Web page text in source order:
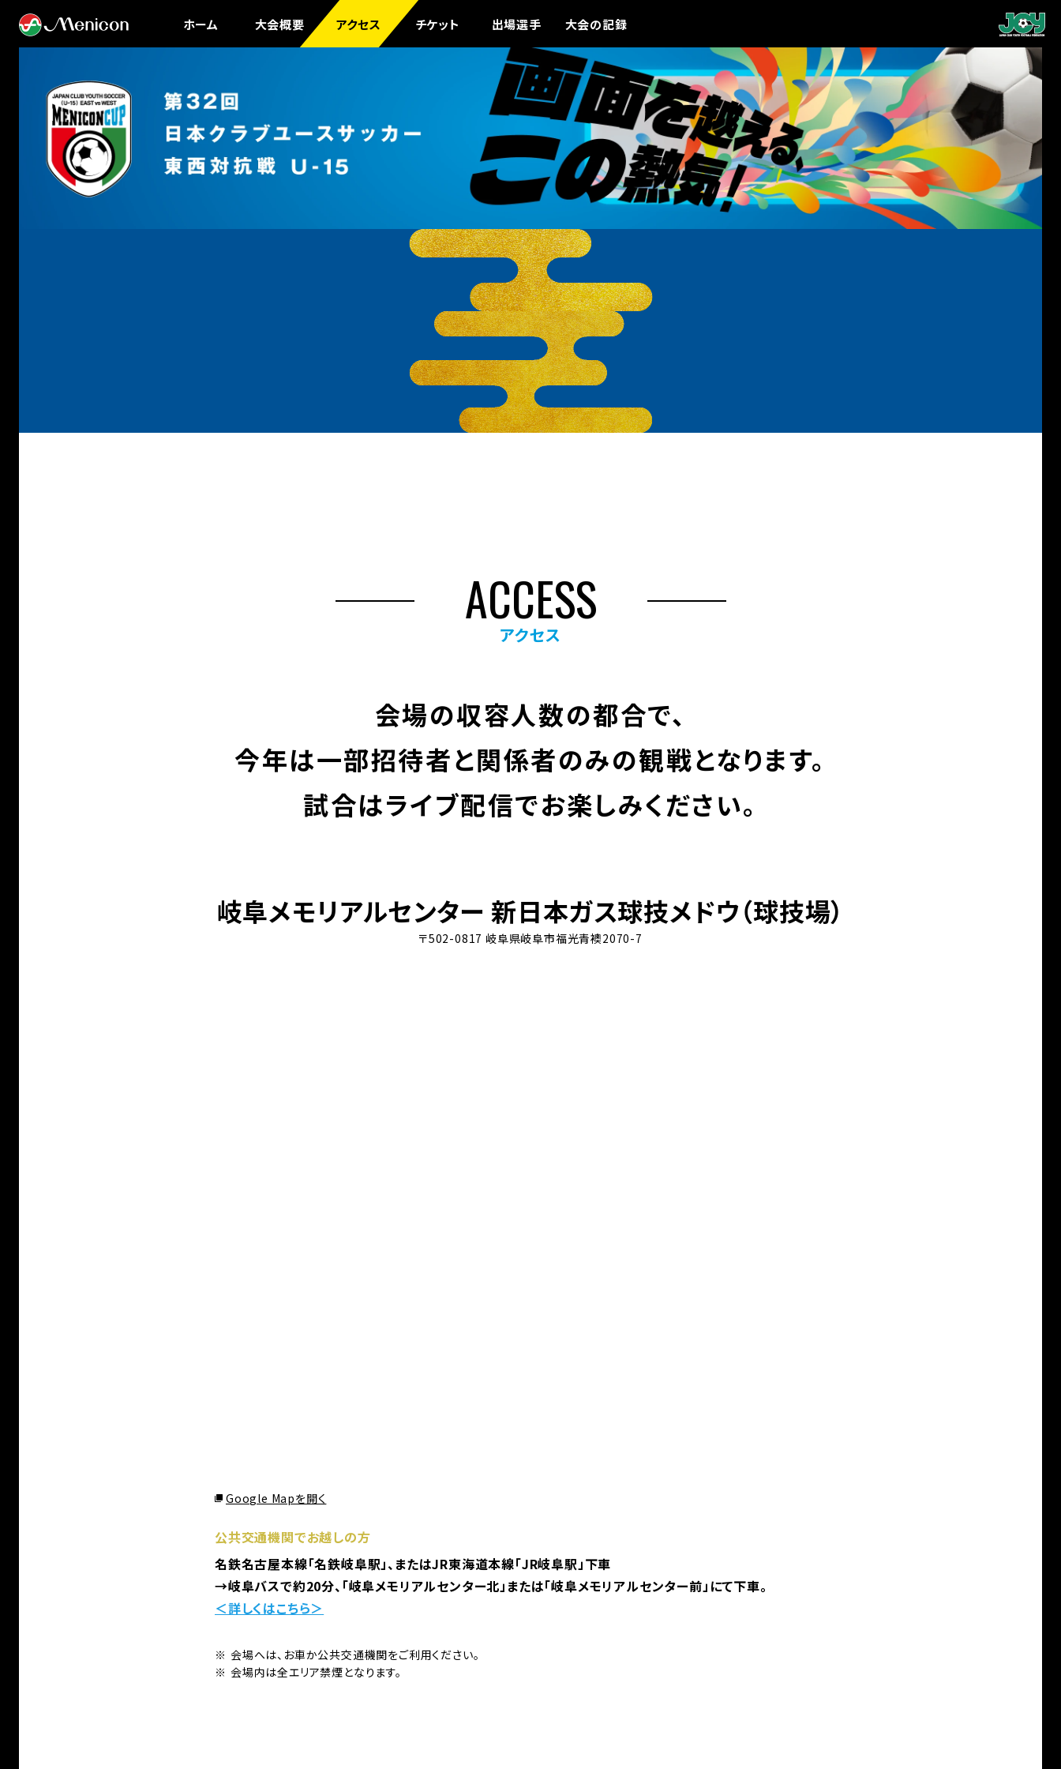
ホーム 大会概要 アクセス チケット 出場選手 大会の記録
ACCESS
アクセス
会場の収容人数の都合で、
今年は一部招待者と関係者のみの観戦となります。
試合はライブ配信でお楽しみください。
岐阜メモリアルセンター 新日本ガス球技メドウ（球技場）
〒502-0817 岐阜県岐阜市福光青襖2070-7
Google Mapを開く
公共交通機関でお越しの方
名鉄名古屋本線「名鉄岐阜駅」、またはJR東海道本線「JR岐阜駅」下車
→岐阜バスで約20分、「岐阜メモリアルセンター北」または「岐阜メモリアルセンター前」にて下車。
＜詳しくはこちら＞
会場へは、お車か公共交通機関をご利用ください。
会場内は全エリア禁煙となります。